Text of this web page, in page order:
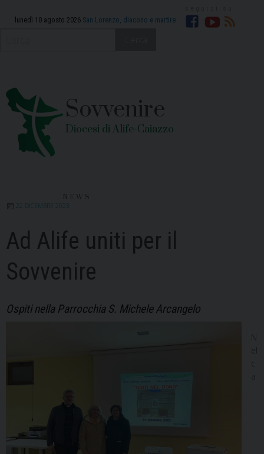
lunedì 10 agosto 2026 San Lorenzo, diacono e martire
Sovvenire
Diocesi di Alife-Caiazzo
22 DICEMBRE 2023
Ad Alife uniti per il
Sovvenire
Ospiti nella Parrocchia S. Michele Arcangelo
N
a